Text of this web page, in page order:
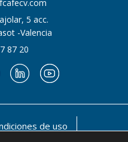
5 acc.
-Valencia
87 20
de uso